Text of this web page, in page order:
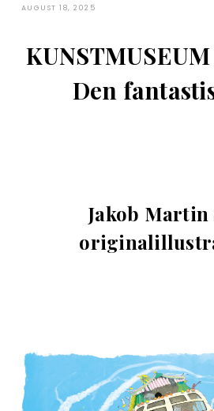
AUGUST 18, 2025
Den
Jakob